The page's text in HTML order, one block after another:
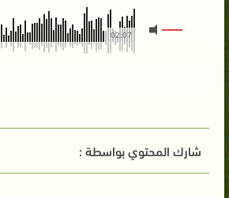
02:07
شارك المحتوي بواسطة :